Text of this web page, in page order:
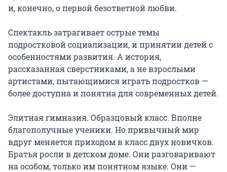
и, конечно, о первой безответной любви.
Спектакль затрагивает острые темы
подростковой социализации, и принятии детей с
особенностями развития. А история,
рассказанная сверстниками, а не взрослыми
артистами, пытающимися играть подростков —
более доступна и понятна для современных детей.
Элитная гимназия. Образцовый класс. Вполне
благополучные ученики. Но привычный мир
вдруг меняется приходом в класс двух новичков.
Братья росли в детском доме. Они разговаривают
на особом, только им понятном языке. Они —